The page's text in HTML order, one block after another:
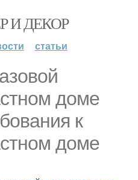
И ДЕКОР
статьи
доме
к
доме